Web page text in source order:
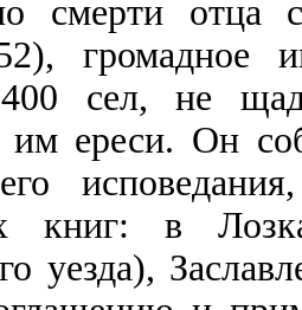
смерти отца
громадное
сел, не
им ереси. Он
книг: в
уезда),